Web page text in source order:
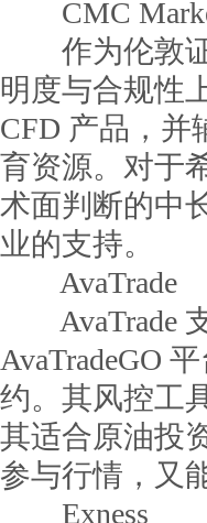
CMC
作为伦敦证
明度与合规性
CFD 产品，并
育资源。对于
术面判断的中
业的支持。
AvaTrade
AvaTrade
AvaTradeGO
约。其风控工
其适合原油投
参与行情，又
Exness